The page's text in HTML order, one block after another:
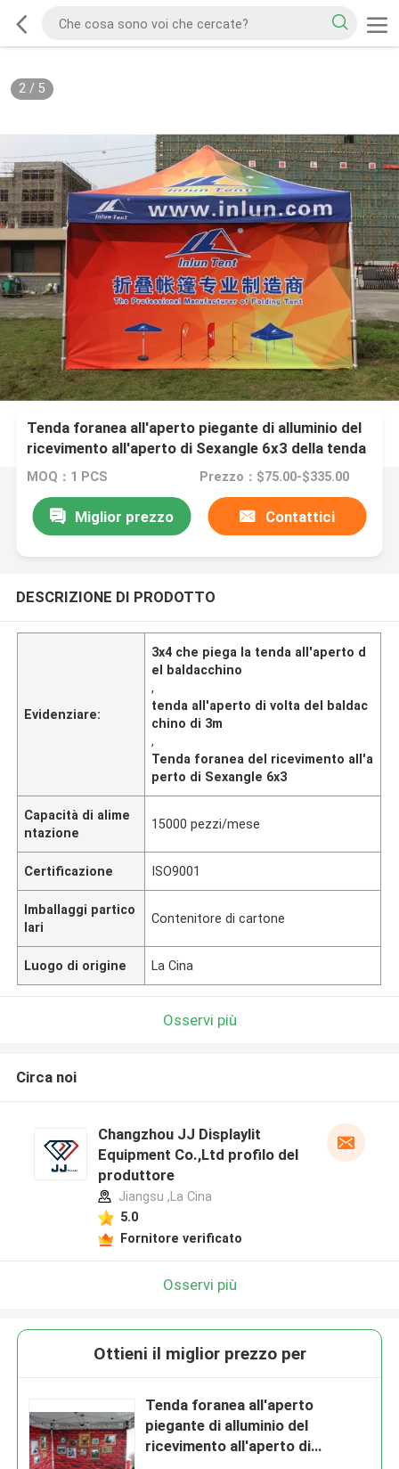
2/ 5
Tenda foranea all'aperto piegante di alluminio del
ricevimento all'aperto di Sexangle 6x3 della tenda
del baldacchino 3x4
MOQ：1 PCS Prezzo：$75.00-$335.00
Miglior prezzo Contattici
DESCRIZIONE DI PRODOTTO
Evidenziare:
3x4 che piega la tenda all'aperto d
el baldacchino
,
tenda all'aperto di volta del baldac
chino di 3m
,
Tenda foranea del ricevimento all'a
perto di Sexangle 6x3
Capacità di alime
ntazione
15000 pezzi/mese
Certificazione ISO9001
Imballaggi partico
lari
Contenitore di cartone
Luogo di origine La Cina
Osservi più
Circa noi
Changzhou JJ Displaylit
Equipment Co.,Ltd profilo del
produttore
Jiangsu ,La Cina
5.0
Fornitore verificato
Osservi più
Ottieni il miglior prezzo per
Tenda foranea all'aperto
piegante di alluminio del
ricevimento all'aperto di